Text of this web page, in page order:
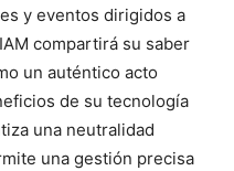
y eventos dirigidos a
compartirá su saber
un auténtico acto
de su tecnología
una neutralidad
una gestión precisa